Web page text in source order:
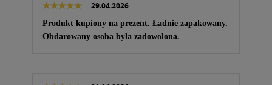
29.04.2026
Produkt kupiony na prezent. Ładnie zapakowany.
Obdarowany osoba była zadowolona.